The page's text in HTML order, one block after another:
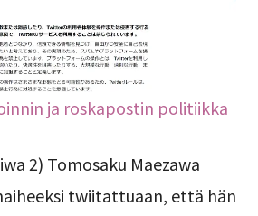
ja roskapostin politiikka
2) Tomosaku Maezawa
twiitattuaan, että hän